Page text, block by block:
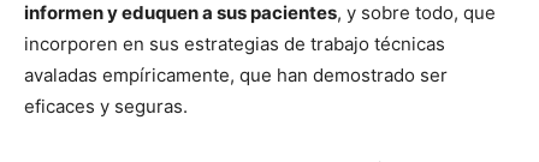
informen y eduquen a sus pacientes, y sobre todo, que
incorporen en sus estrategias de trabajo técnicas
avaladas empíricamente, que han demostrado ser
eficaces y seguras.